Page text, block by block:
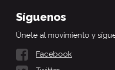
Síguenos
Únete al movimiento y
Facebook